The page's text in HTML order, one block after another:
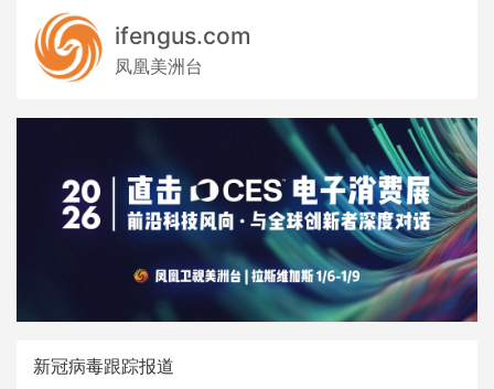
ifengus.com
凤凰美洲台
新冠病毒跟踪报道